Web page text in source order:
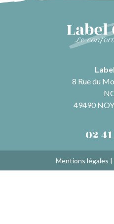
8 Rue du
49490
02
Mentions légales |